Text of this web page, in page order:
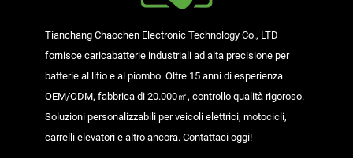
Tianchang Chaochen Electronic Technology Co., LTD
fornisce caricabatterie industriali ad alta precisione per
batterie al litio e al piombo. Oltre 15 anni di esperienza
OEM/ODM, fabbrica di 20.000㎡, controllo qualità rigoroso.
Soluzioni personalizzabili per veicoli elettrici, motocicli,
carrelli elevatori e altro ancora. Contattaci oggi!